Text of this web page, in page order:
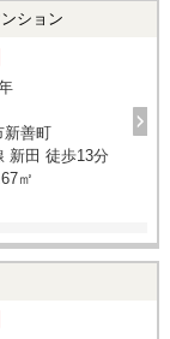
ション
新善町
新田 徒歩13分
㎡